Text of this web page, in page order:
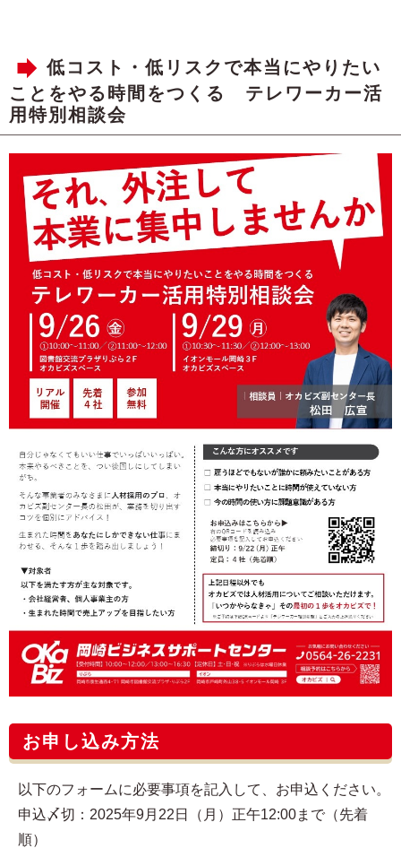
低コスト・低リスクで本当にやりたい
ことをやる時間をつくる テレワーカー活
用特別相談会
お申し込み方法
以下のフォームに必要事項を記入して、お申込ください。
申込〆切：2025年9月22日（月）正午12:00まで（先着
順）